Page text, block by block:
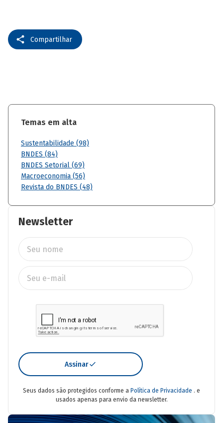
Compartilhar
Temas em alta
Sustentabilidade (98)
BNDES (84)
BNDES Setorial (69)
Macroeconomia (56)
Revista do BNDES (48)
Newsletter
Assinar
Seus dados são protegidos conforme a Política de Privacidade . e
usados apenas para envio da newsletter.